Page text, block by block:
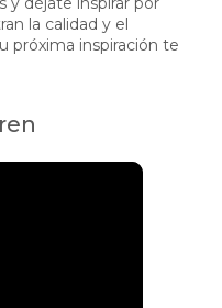
la calidad y el
próxima inspiración te